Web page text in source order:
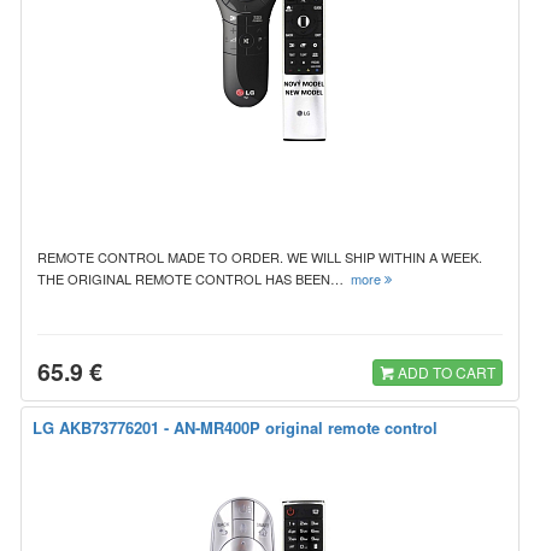
REMOTE CONTROL MADE TO ORDER. WE WILL SHIP WITHIN A WEEK.
THE ORIGINAL REMOTE CONTROL HAS BEEN… more
65.9 € ADD TO CART
LG AKB73776201 - AN-MR400P original remote control